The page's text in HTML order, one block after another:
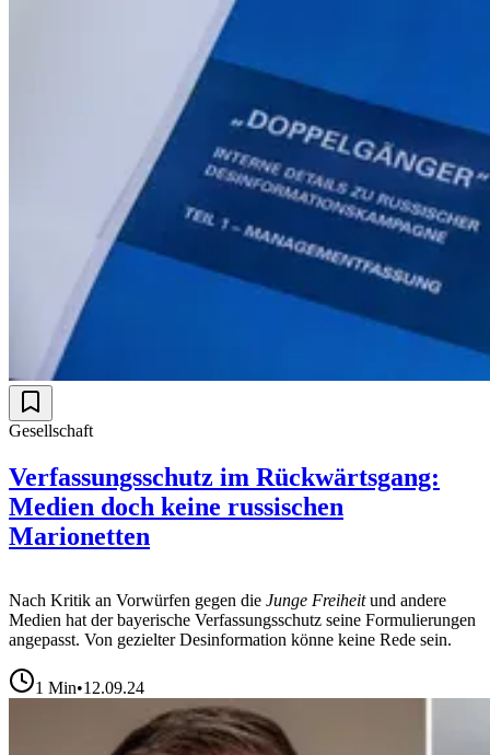
Gesellschaft
Verfassungsschutz im Rückwärtsgang:
Medien doch keine russischen
Marionetten
Nach Kritik an Vorwürfen gegen die Junge Freiheitund andere
Medien hat der bayerische Verfassungsschutz seine Formulierungen
angepasst. Von gezielter Desinformation könne keine Rede sein.
1 Min•12.09.24